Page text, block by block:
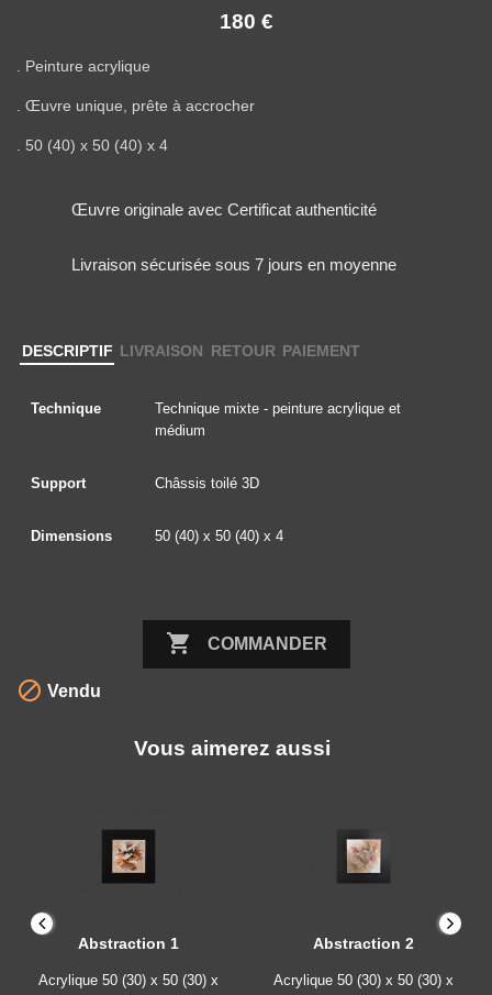
180 €
. Peinture acrylique
. Œuvre unique, prête à accrocher
. 50 (40) x 50 (40) x 4
Œuvre originale avec Certificat authenticité
Livraison sécurisée sous 7 jours en moyenne
DESCRIPTIF LIVRAISON RETOUR PAIEMENT
Technique
Technique mixte - peinture acrylique et
médium
Support Châssis toilé 3D
Dimensions 50 (40) x 50 (40) x 4
 COMMANDER
 Vendu
Vous aimerez aussi
Abstraction 1
Acrylique 50 (30) x 50 (30) x
Abstraction 2
Acrylique 50 (30) x 50 (30) x